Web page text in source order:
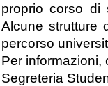
proprio corso di
Alcune strutture
percorso
Per informazioni,
Segreteria